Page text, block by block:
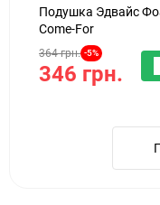
Подушка Эдвайс
Come-For
364 грн. -5%
346 грн.